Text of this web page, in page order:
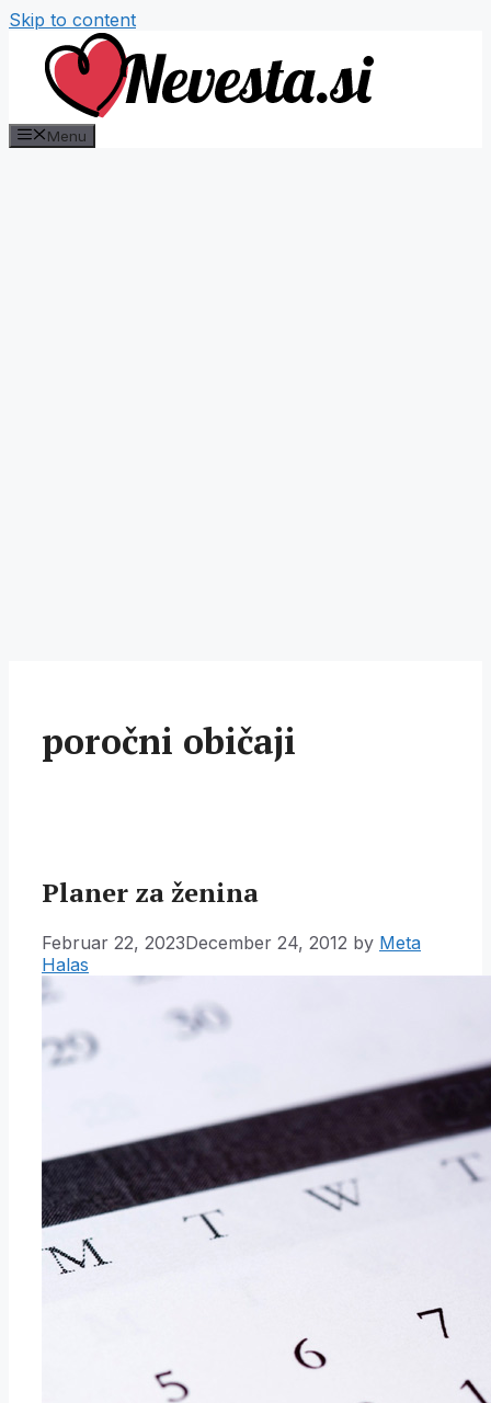
Skip to content
Menu
poročni običaji
Planer za ženina
Februar 22, 2023December 24, 2012 by Meta
Halas